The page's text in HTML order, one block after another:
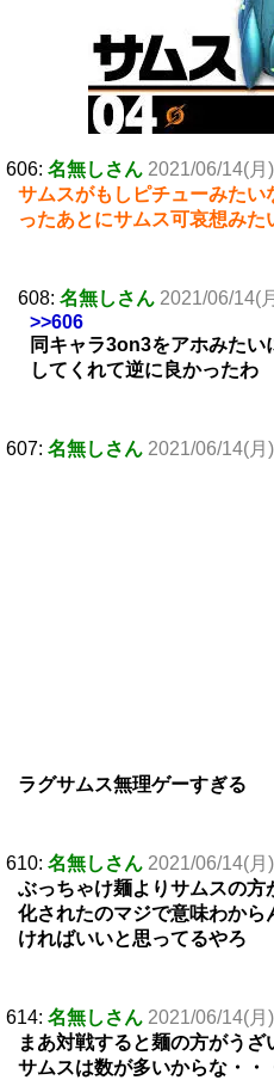
606: 名無しさん 2021/06/14(月
サムスがもしピチューみた
ったあとにサムス可哀想み
608: 名無しさん 2021/06/14(
>>606
同キャラ3on3をアホみた
してくれて逆に良かったわ
607: 名無しさん 2021/06/14(月
ラグサムス無理ゲーすぎる
610: 名無しさん 2021/06/14(月
ぶっちゃけ麺よりサムスの
化されたのマジで意味わか
ければいいと思ってるやろ
614: 名無しさん 2021/06/14(月
まあ対戦すると麺の方がうざ
サムスは数が多いからな・・